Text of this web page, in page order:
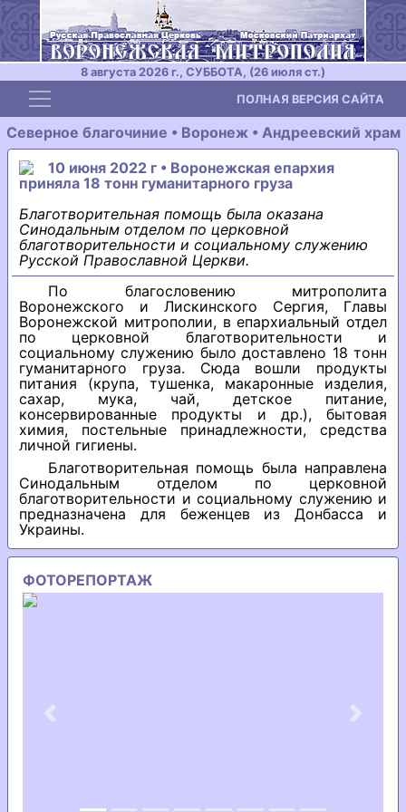
8 августа 2026 г., СУББОТА, (26 июля ст.)
Toggle navigation ПОЛНАЯ ВЕРСИЯ САЙТА
Северное благочиние • Воронеж • Андреевский храм
10 июня 2022 г • Воронежская епархия
приняла 18 тонн гуманитарного груза
Благотворительная помощь была оказана
Синодальным отделом по церковной
благотворительности и социальному служению
Русской Православной Церкви.
По благословению митрополита
Воронежского и Лискинского Сергия, Главы
Воронежской митрополии, в епархиальный отдел
по церковной благотворительности и
социальному служению было доставлено 18 тонн
гуманитарного груза. Сюда вошли продукты
питания (крупа, тушенка, макаронные изделия,
сахар, мука, чай, детское питание,
консервированные продукты и др.), бытовая
химия, постельные принадлежности, средства
личной гигиены.
Благотворительная помощь была направлена
Синодальным отделом по церковной
благотворительности и социальному служению и
предназначена для беженцев из Донбасса и
Украины.
ФОТОРЕПОРТАЖ
Previous Next